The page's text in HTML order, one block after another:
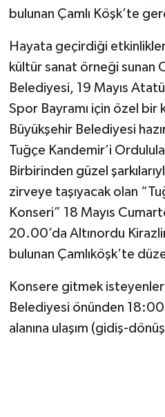
bulunan Çamlı Köşk’te
Hayata geçirdiği
kültür sanat örneği sunan
Belediyesi, 19 Mayıs
Spor Bayramı için özel bir
Büyükşehir Belediyesi
Tuğçe Kandemir’i
Birbirinden güzel
zirveye taşıyacak olan
Konseri” 18 Mayıs
20.00’da Altınordu
bulunan Çamlıköşk’te
Konsere gitmek
Belediyesi önünden
alanına ulaşım (gidiş-